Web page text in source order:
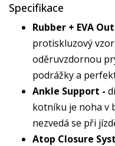
Specifikace
Rubber + EVA
protiskluzový
oděruvzdornou
podrážky a
Ankle Support -
kotníku je noha v
nezvedá se při
Atop Closure